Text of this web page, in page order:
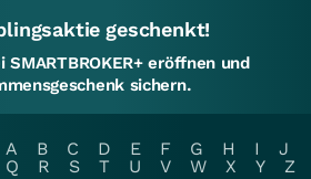
geschenkt!
eröffnen und
sichern.
A B C D E F G H I
J
Q R S T U V W X Y
Z